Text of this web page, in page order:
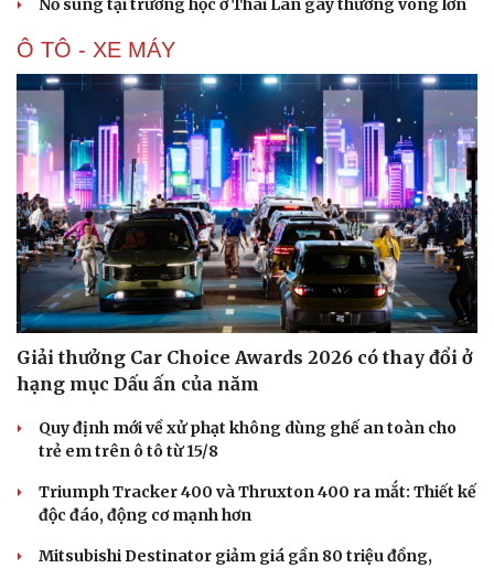
Cải chính
Nổ súng tại trường học ở Thái Lan gây thương vong lớn
Ô TÔ - XE MÁY
Giải thưởng Car Choice Awards 2026 có thay đổi ở
hạng mục Dấu ấn của năm
Quy định mới về xử phạt không dùng ghế an toàn cho
trẻ em trên ô tô từ 15/8
Triumph Tracker 400 và Thruxton 400 ra mắt: Thiết kế
độc đáo, động cơ mạnh hơn
Mitsubishi Destinator giảm giá gần 80 triệu đồng,